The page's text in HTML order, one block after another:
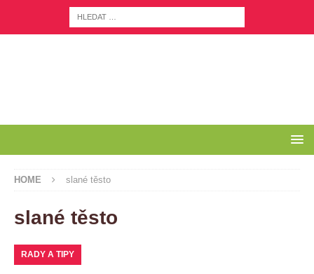
HOME slané těsto
slané těsto
RADY A TIPY